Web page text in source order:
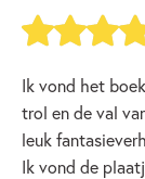
Ik vond het
trol en de val
leuk
Ik vond de